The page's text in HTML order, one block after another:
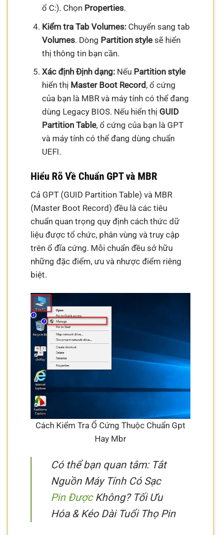
ổ C:). Chọn Properties.
Kiểm tra Tab Volumes:Chuyển sang tab
Volumes. Dòng Partition stylesẽ hiển
thị thông tin bạn cần.
Xác định Định dạng:Nếu Partition style
hiển thị Master Boot Record , ổ cứng
của bạn là MBR và máy tính có thể đang
dùng Legacy BIOS. Nếu hiển thị GUID
Partition Table, ổ cứng của bạn là GPT
và máy tính có thể đang dùng chuẩn
UEFI.
Hiểu Rõ Về Chuẩn GPT và MBR
Cả GPT (GUID Partition Table) và MBR
(Master Boot Record) đều là các tiêu
chuẩn quan trọng quy định cách thức dữ
liệu được tổ chức, phân vùng và truy cập
trên ổ đĩa cứng. Mỗi chuẩn đều sở hữu
những đặc điểm, ưu và nhược điểm riêng
biệt.
Cách Kiểm Tra Ổ Cứng Thuộc Chuẩn Gpt
Hay Mbr
Có thể bạn quan tâm: Tắt
Nguồn Máy Tính Có Sạc
Pin ĐượcKhông? Tối Ưu
Hóa & Kéo Dài Tuổi Thọ Pin